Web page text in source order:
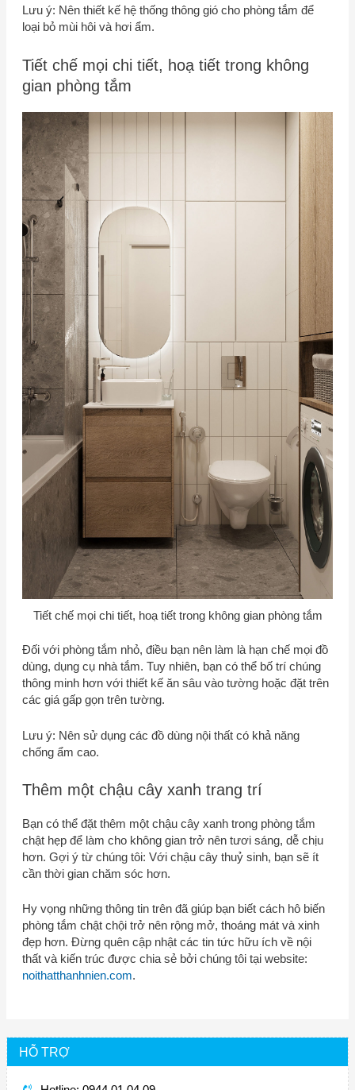
Lưu ý: Nên thiết kế hệ thống thông gió cho phòng tắm để
loại bỏ mùi hôi và hơi ẩm.
Tiết chế mọi chi tiết, hoạ tiết trong không
gian phòng tắm
Tiết chế mọi chi tiết, hoạ tiết trong không gian phòng tắm
Đối với phòng tắm nhỏ, điều bạn nên làm là hạn chế mọi đồ
dùng, dụng cụ nhà tắm. Tuy nhiên, bạn có thể bố trí chúng
thông minh hơn với thiết kế ăn sâu vào tường hoặc đặt trên
các giá gấp gọn trên tường.
Lưu ý: Nên sử dụng các đồ dùng nội thất có khả năng
chống ẩm cao.
Thêm một chậu cây xanh trang trí
Bạn có thể đặt thêm một chậu cây xanh trong phòng tắm
chật hẹp để làm cho không gian trở nên tươi sáng, dễ chịu
hơn. Gợi ý từ chúng tôi: Với chậu cây thuỷ sinh, bạn sẽ ít
cần thời gian chăm sóc hơn.
Hy vọng những thông tin trên đã giúp bạn biết cách hô biến
phòng tắm chật chội trở nên rộng mở, thoáng mát và xinh
đẹp hơn. Đừng quên cập nhật các tin tức hữu ích về nội
thất và kiến trúc được chia sẻ bởi chúng tôi tại website:
noithatthanhnien.com.
HỖ TRỢ